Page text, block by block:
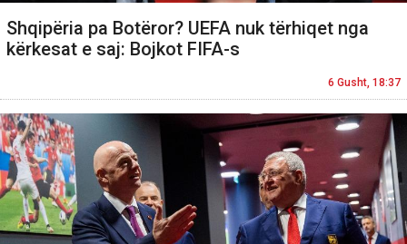
Shqipëria pa Botëror? UEFA nuk tërhiqet nga
kërkesat e saj: Bojkot FIFA-s
6 Gusht, 18:37